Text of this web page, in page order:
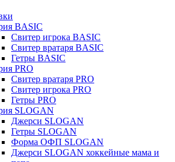
BASIC
Свитер игрока BASIC
Свитер вратаря BASIC
Гетры BASIC
PRO
Свитер вратаря PRO
Свитер игрока PRO
Гетры PRO
SLOGAN
Джерси SLOGAN
Гетры SLOGAN
Форма ОФП SLOGAN
Джерси SLOGAN хоккейные мама и